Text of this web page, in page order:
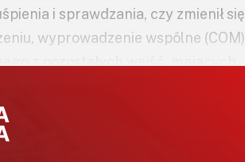
i sprawdzania, czy zmienił się
wyprowadzenie wspólne (COM)
do trybu
uśpienie zostaje odroczone na